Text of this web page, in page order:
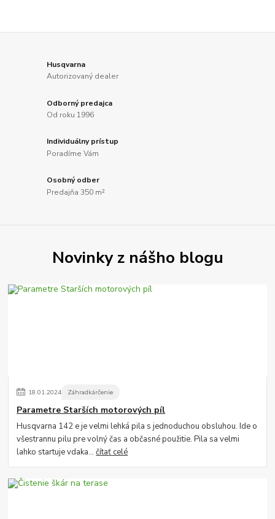
Husqvarna
Autorizovaný dealer
Odborný predajca
Od roku 1996
Individuálny prístup
Poradíme Vám
Osobný odber
Predajňa 350 m²
Novinky z nášho blogu
18.01.2024 Záhradkárčenie
Parametre Starších motorových píl
Husqvarna 142 e je velmi lehká pila s jednoduchou obsluhou. Ide o
všestrannu pilu pre volný čas a občasné použitie. Pila sa velmi
lahko startuje vdaka...čítať celé